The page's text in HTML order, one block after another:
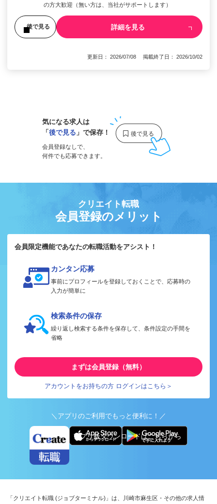
の方大歓迎（無い方は、当社がサポートします）
後で見る 詳細を見る
更新日： 2026/07/08 掲載終了日： 2026/10/02
気になる求人は
「後で見る 」で保存！
会員登録なしで、
何件でも応募できます。
クリエイト転職
会員登録のメリット
会員限定機能であなたの転職活動をアシスト！
カンタン応募
事前にプロフィールを登録しておくことで、応募時の
入力が簡単に
検索条件の保存
繰り返し検索する条件を保存して、条件設定の手間を
省略
まずは会員登録（無料）
アカウントをお持ちの方 ログインはこちら＞
＼アプリのご利用でもっと便利に！／
アプリ版ダウンロードはこちらから
「クリエイト転職 (ジョブターミナル)」は、川崎市麻生区・その他の求人情